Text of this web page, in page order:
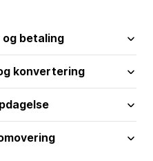
og betaling
konvertering